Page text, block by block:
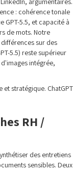
: cohérence tonale
GPT-5.5, et capacité à
de mots. Notre
sur des
5.5) reste supérieur
intégrée,
stratégique. ChatGPT
RH /
des entretiens
sensibles. Deux